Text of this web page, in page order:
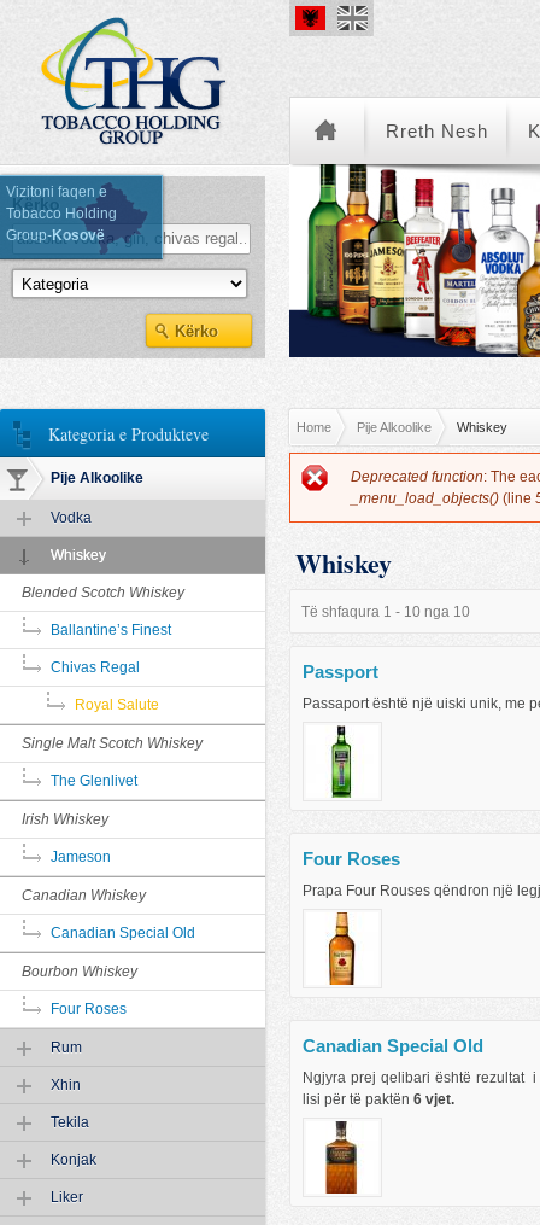
Vizitoni faqen e
Tobacco Holding
Group-Kosovë
Rreth Nesh
Kërko
Kategoria e Produkteve
You are here
Home Pije Alkoolike Whiskey
Error message
Deprecated function: The
_menu_load_objects() (line
Whiskey
Të shfaqura 1 - 10 nga 10
Passport
Passaport është një uiski unik, me
Four Roses
Prapa Four Rouses qëndron një
Canadian Special Old
Ngjyra prej qelibari është rezultat
lisi për të paktën 6 vjet.
Kategoria e Produkteve
Pije Alkoolike
Vodka
Whiskey
Blended Scotch Whiskey
Ballantine’s Finest
Chivas Regal
Royal Salute
Single Malt Scotch Whiskey
The Glenlivet
Irish Whiskey
Jameson
Canadian Whiskey
Canadian Special Old
Bourbon Whiskey
Four Roses
Rum
Xhin
Tekila
Konjak
Liker